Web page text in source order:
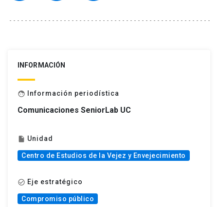
INFORMACIÓN
face Información periodística
Comunicaciones SeniorLab UC
insert_drive_file Unidad
Centro de Estudios de la Vejez y Envejecimiento
check_circle_outline Eje estratégico
Compromiso público